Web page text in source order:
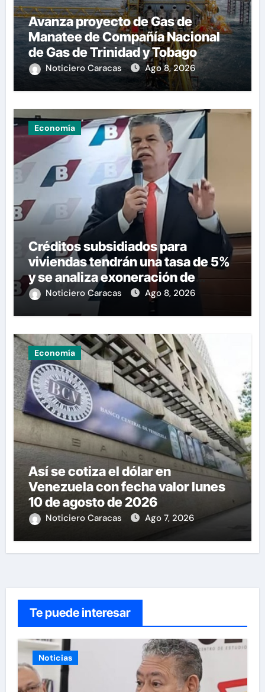
Avanza proyecto de Gas de
Manatee de Compañía Nacional
de Gas de Trinidad y Tobago
Noticiero Caracas Ago 8, 2026
Economía
Créditos subsidiados para
viviendas tendrán una tasa de 5%
y se analiza exoneración de
aranceles
Noticiero Caracas Ago 8, 2026
Economía
Así se cotiza el dólar en
Venezuela con fecha valor lunes
10 de agosto de 2026
Noticiero Caracas Ago 7, 2026
Te puede interesar
Noticias